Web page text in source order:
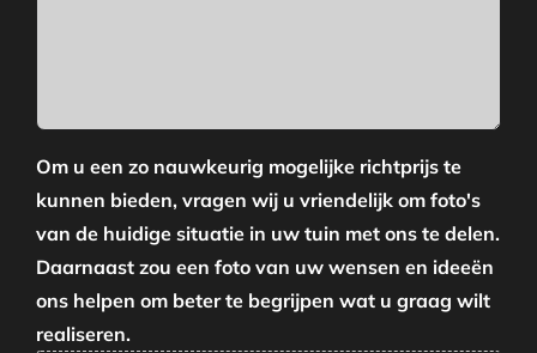
Om u een zo nauwkeurig mogelijke richtprijs te
kunnen bieden, vragen wij u vriendelijk om foto's
van de huidige situatie in uw tuin met ons te delen.
Daarnaast zou een foto van uw wensen en ideeën
ons helpen om beter te begrijpen wat u graag wilt
realiseren.